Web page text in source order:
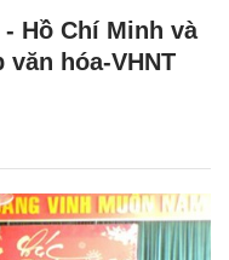
Hồ Chí Minh và
hóa-VHNT